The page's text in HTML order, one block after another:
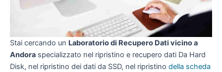
Stai cercando un Laboratorio di Recupero Dati vicino a
Andora specializzato nel ripristino e recupero dati Da Hard
Disk, nel ripristino dei dati da SSD, nel ripristino della scheda